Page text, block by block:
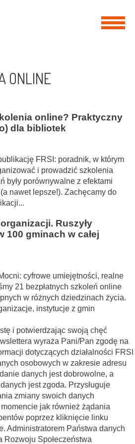
ONLINE
online? Praktyczny
dla bibliotek
FRSI: poradnik, w którym
i prowadzić szkolenia
były porównywalne z efektami
nawet lepsze!). Zachęcamy do
Ruszyły
100 gminach w całej
cyfrowe umiejętności, realne
21 bezpłatnych szkoleń online
w różnych dziedzinach życia.
instytucje z gmin
i potwierdzając swoją chęć
wyraża Pani/Pan zgodę na
dotyczących działalności FRSI
osobowych w zakresie adresu
danych jest dobrowolne, a
jest zgoda. Przysługuje
zmiany swoich danych
jak również żądania
poprzez kliknięcie linku
Administratorem Państwa danych
Rozwoju Społeczeństwa